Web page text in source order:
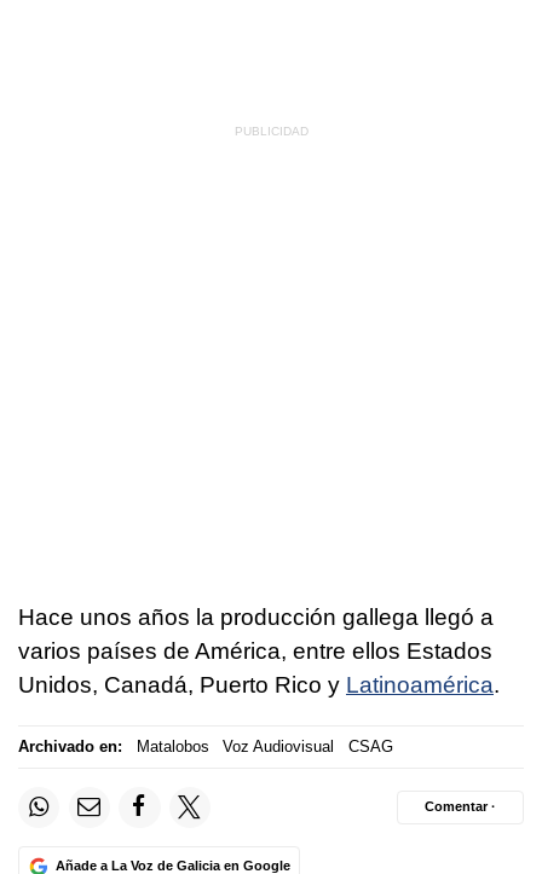
Hace unos años la producción gallega llegó a
varios países de América, entre ellos Estados
Unidos, Canadá, Puerto Rico y Latinoamérica.
Archivado en: Matalobos Voz Audiovisual CSAG
Añade a La Voz de Galicia en Google
Comentar ·